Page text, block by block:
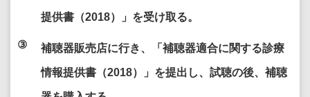
提供書（2018）」を受け取る。
③ 補聴器販売店に行き、「補聴器適合に関する診療
情報提供書（2018）」を提出し、試聴の後、 補聴